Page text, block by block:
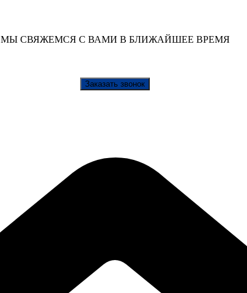
МЫ СВЯЖЕМСЯ С ВАМИ В БЛИЖАЙШЕЕ ВРЕМЯ